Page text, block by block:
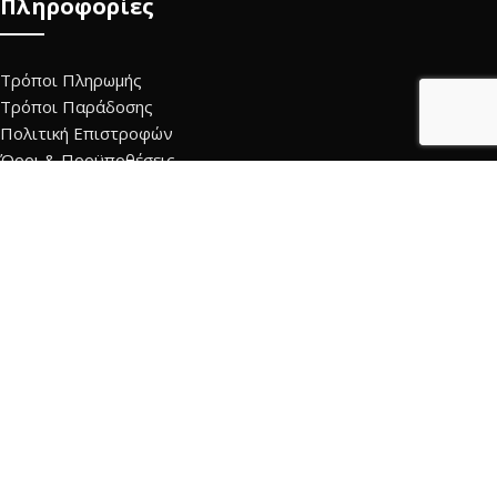
Τρόποι Πληρωμής
Τρόποι Παράδοσης
Πολιτική Επιστροφών
Όροι & Προϋποθέσεις